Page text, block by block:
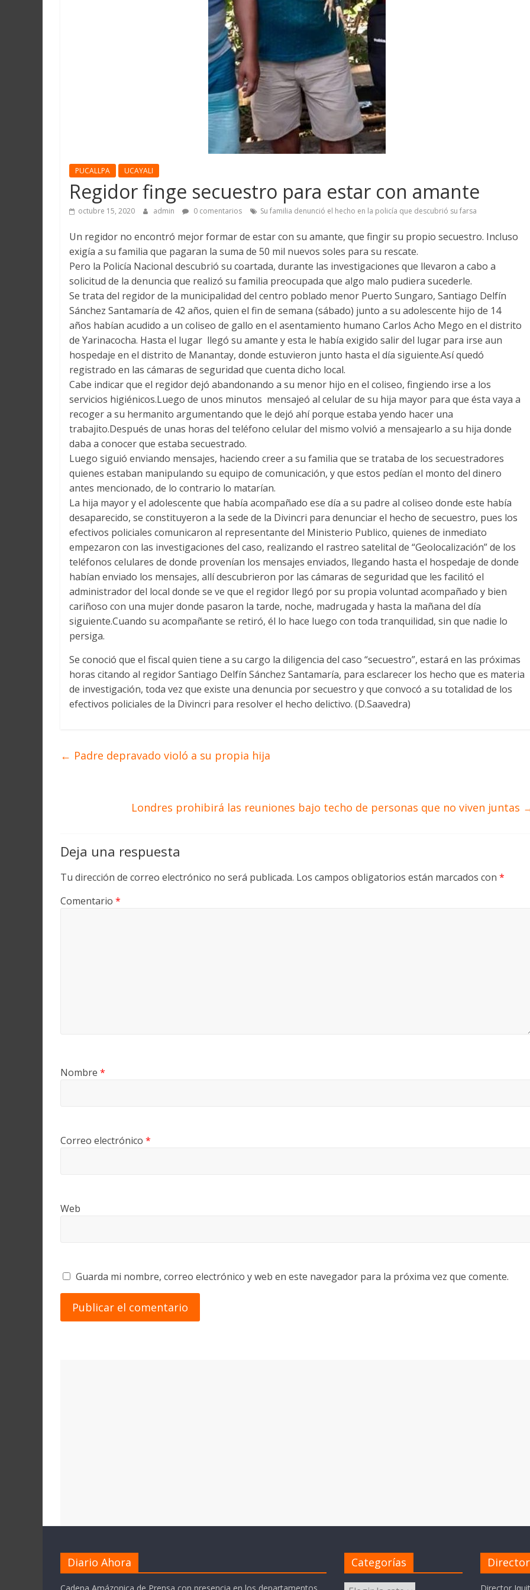
PUCALLPA UCAYALI
Regidor finge secuestro para estar con amante
octubre 15, 2020 admin 0 comentarios Su familia denunció el hecho en la policía que descubrió su farsa
Un regidor no encontró mejor formar de estar con su amante, que fingir su propio secuestro. Incluso
exigía a su familia que pagaran la suma de 50 mil nuevos soles para su rescate.
Pero la Policía Nacional descubrió su coartada, durante las investigaciones que llevaron a cabo a
solicitud de la denuncia que realizó su familia preocupada que algo malo pudiera sucederle.
Se trata del regidor de la municipalidad del centro poblado menor Puerto Sungaro, Santiago Delfín
Sánchez Santamaría de 42 años, quien el fin de semana (sábado) junto a su adolescente hijo de 14
años habían acudido a un coliseo de gallo en el asentamiento humano Carlos Acho Mego en el distrito
de Yarinacocha. Hasta el lugar llegó su amante y esta le había exigido salir del lugar para irse aun
hospedaje en el distrito de Manantay, donde estuvieron junto hasta el día siguiente.Así quedó
registrado en las cámaras de seguridad que cuenta dicho local.
Cabe indicar que el regidor dejó abandonando a su menor hijo en el coliseo, fingiendo irse a los
servicios higiénicos.Luego de unos minutos mensajeó al celular de su hija mayor para que ésta vaya a
recoger a su hermanito argumentando que le dejó ahí porque estaba yendo hacer una
trabajito.Después de unas horas del teléfono celular del mismo volvió a mensajearlo a su hija donde
daba a conocer que estaba secuestrado.
Luego siguió enviando mensajes, haciendo creer a su familia que se trataba de los secuestradores
quienes estaban manipulando su equipo de comunicación, y que estos pedían el monto del dinero
antes mencionado, de lo contrario lo matarían.
La hija mayor y el adolescente que había acompañado ese día a su padre al coliseo donde este había
desaparecido, se constituyeron a la sede de la Divincri para denunciar el hecho de secuestro, pues los
efectivos policiales comunicaron al representante del Ministerio Publico, quienes de inmediato
empezaron con las investigaciones del caso, realizando el rastreo satelital de “Geolocalización” de los
teléfonos celulares de donde provenían los mensajes enviados, llegando hasta el hospedaje de donde
habían enviado los mensajes, allí descubrieron por las cámaras de seguridad que les facilitó el
administrador del local donde se ve que el regidor llegó por su propia voluntad acompañado y bien
cariñoso con una mujer donde pasaron la tarde, noche, madrugada y hasta la mañana del día
siguiente.Cuando su acompañante se retiró, él lo hace luego con toda tranquilidad, sin que nadie lo
persiga.
Se conoció que el fiscal quien tiene a su cargo la diligencia del caso “secuestro”, estará en las próximas
horas citando al regidor Santiago Delfín Sánchez Santamaría, para esclarecer los hecho que es materia
de investigación, toda vez que existe una denuncia por secuestro y que convocó a su totalidad de los
efectivos policiales de la Divincri para resolver el hecho delictivo. (D.Saavedra)
← Padre depravado violó a su propia hija
Londres prohibirá las reuniones bajo techo de personas que no viven juntas
Deja una respuesta
Tu dirección de correo electrónico no será publicada. Los campos obligatorios están marcados con *
Comentario *
Nombre *
Correo electrónico *
Web
Guarda mi nombre, correo electrónico y web en este navegador para la próxima vez que comente.
Diario Ahora Categorías
Categorías